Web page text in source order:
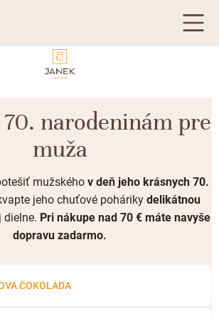
A HĽUZOVKY
a hľuzovky
narodeninám pre
muža
mužskéhov deň jeho krásnych 70.
jeho chuťové pohárikydelikátnou
Pri nákupe nad 70 € máte navyše
dopravu zadarmo.
ČOKOLÁDA